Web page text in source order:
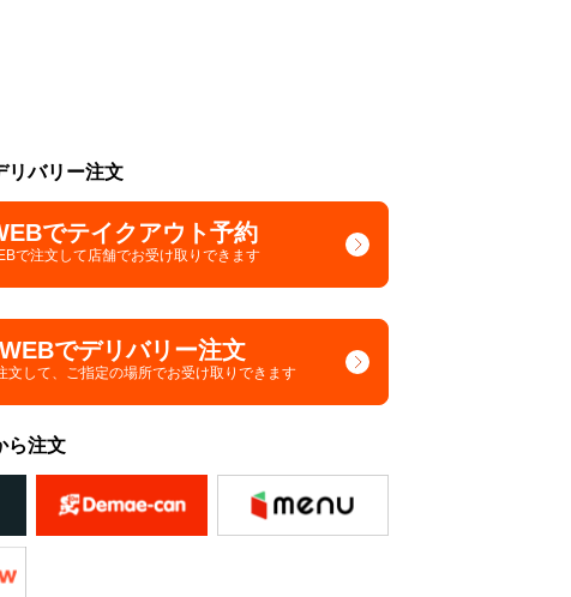
リバリー注文
でテイクアウト予約
で注文して店舗でお受け取りできます
WEBでデリバリー注文
文して、 ご指定の場所でお受け取りできます
ら注文